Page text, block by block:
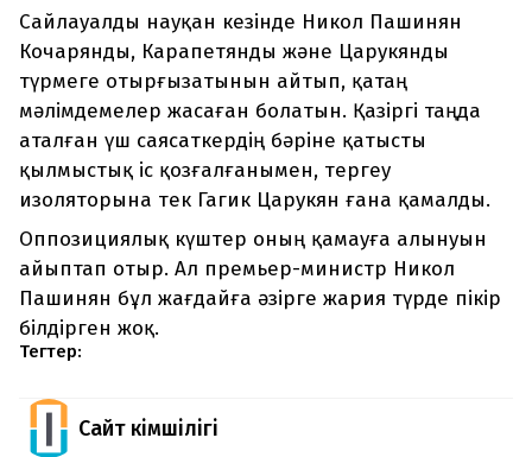
Сайлауалды науқан кезінде Никол Пашинян
Кочарянды, Карапетянды және Царукянды
түрмеге отырғызатынын айтып, қатаң
мәлімдемелер жасаған болатын. Қазіргі таңда
аталған үш саясаткердің бәріне қатысты
қылмыстық іс қозғалғанымен, тергеу
изоляторына тек Гагик Царукян ғана қамалды.
Оппозициялық күштер оның қамауға алынуын
айыптап отыр. Ал премьер-министр Никол
Пашинян бұл жағдайға әзірге жария түрде пікір
білдірген жоқ.
Тегтер:
Сайт Әкімшілігі